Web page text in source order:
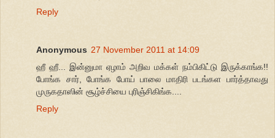
Reply
Anonymous 27 November 2011 at 14:09
ஹீ ஹீ... இன்னுமா ஏழாம் அறிவ மக்கள் நம்பிகிட்டு இருக்காங்க!!
போங்க சார், போங்க போய் பாலை மாதிரி படங்கள பார்த்தாவது
முருகதாஸின் சூழ்ச்சியை புரிஞ்சிகிங்க....
Reply